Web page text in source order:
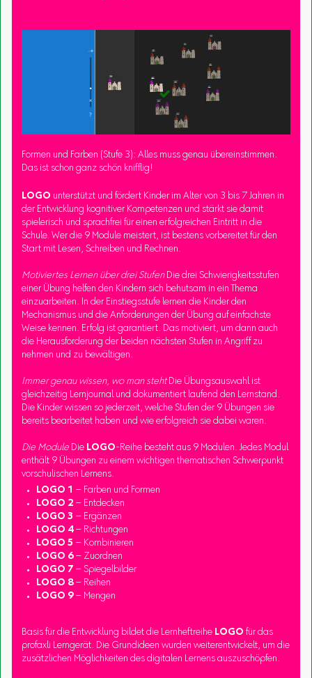
Formen und Farben (Stufe 3): Alles muss genau übereinstimmen.
Das ist schon ganz schön knifflig!
LOGO unterstützt und fördert Kinder im Alter von 3 bis 7 Jahren in
der Entwicklung kognitiver Kompetenzen und stärkt sie damit
spielerisch und sprachfrei für einen erfolgreichen Eintritt in die
Schule. Wer die 9 Module meistert, ist bestens vorbereitet für den
Start mit Lesen, Schreiben und Rechnen.
Motiviertes Lernen über drei StufenDie drei Schwierigkeitsstufen
einer Übung helfen den Kindern sich behutsam in ein Thema
einzuarbeiten. In der Einstiegsstufe lernen die Kinder den
Mechanismus und die Anforderungen der Übung auf einfachste
Weise kennen. Erfolg ist garantiert. Das motiviert, um dann auch
die Herausforderung der beiden nächsten Stufen in Angriff zu
nehmen und zu bewältigen.
Immer genau wissen, wo man stehtDie Übungsauswahl ist
gleichzeitig Lernjournal und dokumentiert laufend den Lernstand.
Die Kinder wissen so jederzeit, welche Stufen der 9 Übungen sie
bereits bearbeitet haben und wie erfolgreich sie dabei waren.
Die Module Die LOGO-Reihe besteht aus 9 Modulen. Jedes Modul
enthält 9 Übungen zu einem wichtigen thematischen Schwerpunkt
vorschulischen Lernens.
LOGO 1 – Farben und Formen
LOGO 2 – Entdecken
LOGO 3 – Ergänzen
LOGO 4– Richtungen
LOGO 5 – Kombinieren
LOGO 6– Zuordnen
LOGO 7 – Spiegelbilder
LOGO 8– Reihen
LOGO 9– Mengen
Basis für die Entwicklung bildet die Lernheftreihe LOGO für das
profaxli Lerngerät. Die Grundideen wurden weiterentwickelt, um die
zusätzlichen Möglichkeiten des digitalen Lernens auszuschöpfen.